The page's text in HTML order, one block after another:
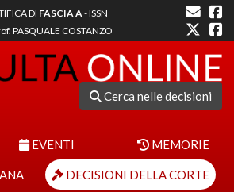
DI FASCIA A- ISSN
PASQUALE COSTANZO
Cerca nelle decisioni
EVENTI MEMORIE
DECISIONI DELLA CORTE